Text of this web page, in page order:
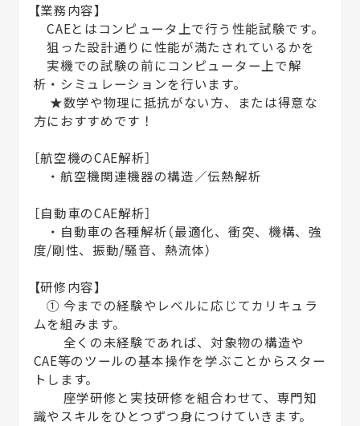
【業務内容】
CAEとはコンピュータ上で行う性能試験です。
狙った設計通りに性能が満たされているかを
実機での試験の前にコンピューター上で解
析・シミュレーションを行います。
★数学や物理に抵抗がない方、または得意な
方におすすめです！
［航空機のCAE解析］
・航空機関連機器の構造／伝熱解析
［自動車のCAE解析］
・自動車の各種解析（最適化、衝突、機構、強
度/剛性、振動/騒音、熱流体）
【研修内容】
① 今までの経験やレベルに応じてカリキュラ
ムを組みます。
全くの未経験であれば、対象物の構造や
CAE等のツールの基本操作を学ぶことからスター
トします。
座学研修と実技研修を組合わせて、専門知
識やスキルをひとつずつ身につけていきます。